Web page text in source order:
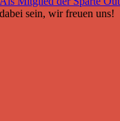
dabei sein, wir freuen uns!